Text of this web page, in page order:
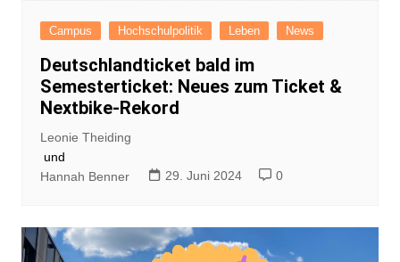
Campus Hochschulpolitik Leben News
Deutschlandticket bald im
Semesterticket: Neues zum Ticket &
Nextbike-Rekord
Leonie Theiding
und
Hannah Benner
29. Juni 2024 0